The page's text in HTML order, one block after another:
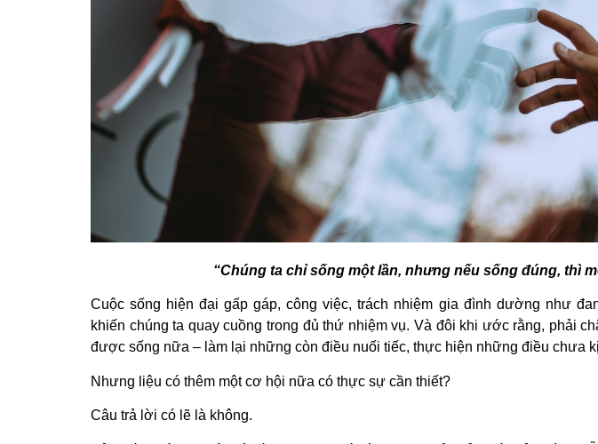
“Chúng ta chỉ sống một lần, nhưng nếu sống đúng, thì
Cuộc sống hiện đại gấp gáp, công việc, trách nhiệm gia đình dường như
khiến chúng ta quay cuồng trong đủ thứ nhiệm vụ. Và đôi khi ước rằng, phải
được sống nữa – làm lại những còn điều nuối tiếc, thực hiện những điều chưa
Nhưng liệu có thêm một cơ hội nữa có thực sự cần thiết?
Câu trả lời có lẽ là không.